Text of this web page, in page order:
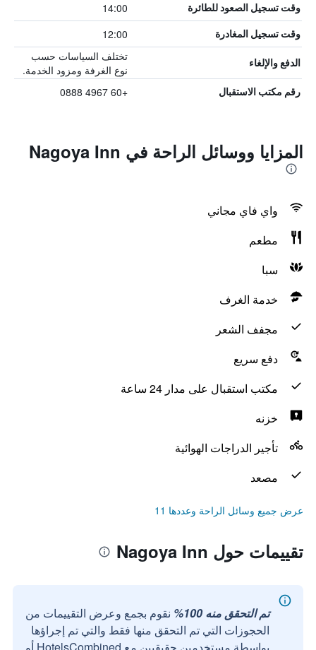
وقت تسجيل الصعود للطائرة 14:00
وقت تسجيل المغادرة 12:00
الدفع والإلغاء
تختلف السياسات حسب
نوع الغرفة ومزود الخدمة.
رقم مكتب الاستقبال +60 4967 0888
المزايا ووسائل الراحة في Nagoya Inn
واي فاي مجاني
مطعم
سبا
خدمة الغرف
مجفف الشعر
دفع سريع
مكتب استقبال على مدار 24 ساعة
خزنه
تأجير الدراجات الهوائية
مصعد
عرض جميع وسائل الراحة وعددها 11
تقييمات حول Nagoya Inn
تم التحقق منه 100%
نقوم بجمع وعرض التقييمات من
الحجوزات التي تم التحقق منها فقط والتي تم إجراؤها